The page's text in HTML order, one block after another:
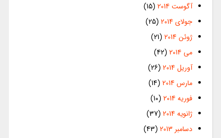
آگوست 2014
(15)
جولای 2014
(25)
ژوئن 2014
(21)
می 2014
(42)
آوریل 2014
(26)
مارس 2014
(14)
فوریه 2014
(10)
ژانویه 2014
(37)
دسامبر 2013
(43)